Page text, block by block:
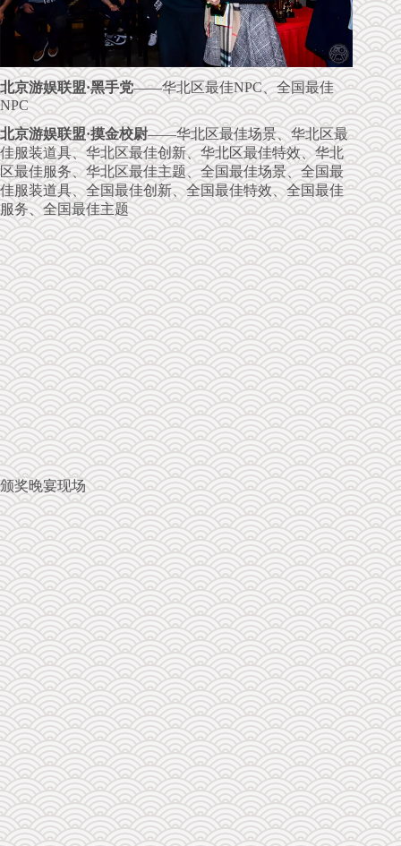
北京游娱联盟·黑手党——华北区最佳NPC、全国最佳
NPC
北京游娱联盟·摸金校尉——华北区最佳场景、华北区最
佳服装道具、华北区最佳创新、华北区最佳特效、华北
区最佳服务、华北区最佳主题、全国最佳场景、全国最
佳服装道具、全国最佳创新、全国最佳特效、全国最佳
服务、全国最佳主题
颁奖晚宴现场